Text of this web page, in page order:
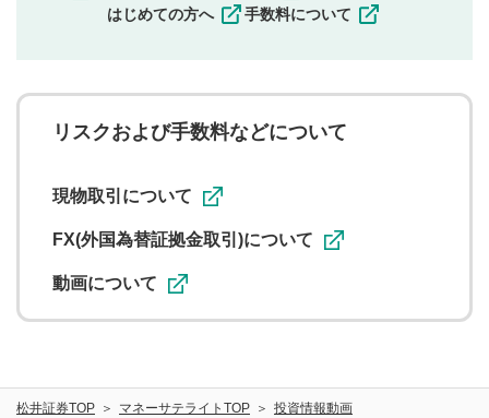
一度投稿した評価およびコメントの変更・削除はできま
に関する著作者人格権を行使しないことに同意します。利
用者が投稿したコメントは、当社サービスの広告・宣伝、
ることがあります。
はじめての方へ
手数料について
リスクおよび手数料などについて
現物取引について
FX(外国為替証拠金取引)について
動画について
松井証券TOP マネーサテライトTOP
投資情報動画